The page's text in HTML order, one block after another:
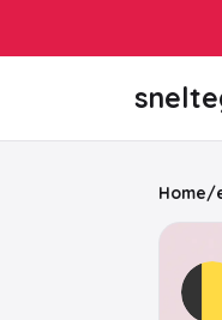
Home/